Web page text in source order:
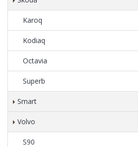
Karoq
Kodiaq
Octavia
Superb
Smart
Volvo
S90